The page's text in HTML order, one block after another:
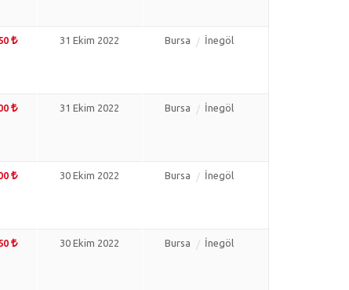
31 Ekim 2022 Bursa İnegöl
31 Ekim 2022 Bursa İnegöl
30 Ekim 2022 Bursa İnegöl
30 Ekim 2022 Bursa İnegöl